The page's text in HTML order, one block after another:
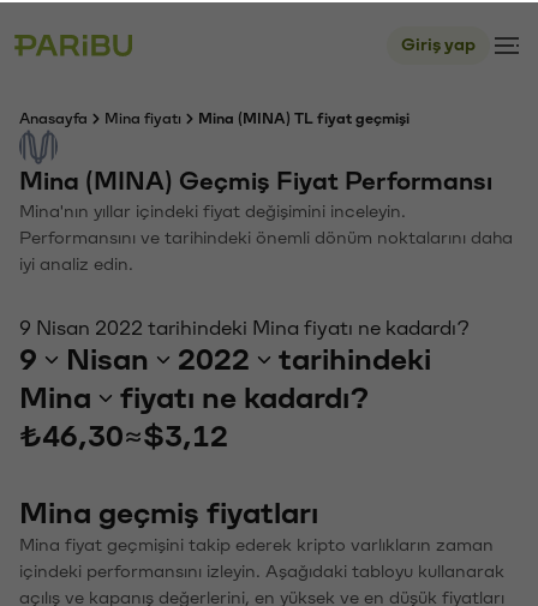
Giriş yap
Anasayfa Mina fiyatı Mina (MINA) TL fiyat geçmişi
Mina (MINA) Geçmiş Fiyat Performansı
Mina'nın yıllar içindeki fiyat değişimini inceleyin.
Performansını ve tarihindeki önemli dönüm noktalarını daha
iyi analiz edin.
9 Nisan 2022 tarihindeki Mina fiyatı ne kadardı?
9 Nisan 2022
tarihindeki
Mina
fiyatı ne kadardı?
₺46,30≈$3,12
Mina geçmiş fiyatları
Mina fiyat geçmişini takip ederek kripto varlıkların zaman
içindeki performansını izleyin. Aşağıdaki tabloyu kullanarak
açılış ve kapanış değerlerini, en yüksek ve en düşük fiyatları